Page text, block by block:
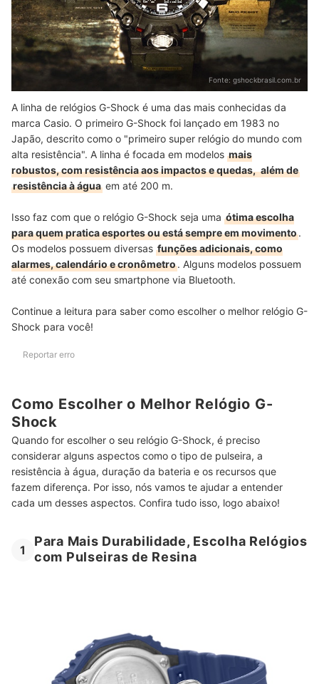
Fonte: gshockbrasil.com.br
A linha de relógios G-Shock é uma das mais conhecidas da
marca Casio. O primeiro G-Shock foi lançado em 1983 no
Japão, descrito como o "primeiro super relógio do mundo com
alta resistência". A linha é focada em modelos mais
robustos, com resistência aos impactos e quedas, além de
resistência à água em até 200 m.
Isso faz com que o relógio G-Shock seja uma ótima escolha
para quem pratica esportes ou está sempre em movimento.
Os modelos possuem diversas funções adicionais, como
alarmes, calendário e cronômetro. Alguns modelos possuem
até conexão com seu smartphone via Bluetooth.
Continue a leitura para saber como escolher o melhor relógio G-
Shock para você!
Reportar erro
Como Escolher o Melhor Relógio G-
Shock
Quando for escolher o seu relógio G-Shock, é preciso
considerar alguns aspectos como o tipo de pulseira, a
resistência à água, duração da bateria e os recursos que
fazem diferença. Por isso, nós vamos te ajudar a entender
cada um desses aspectos. Confira tudo isso, logo abaixo!
1
Para Mais Durabilidade, Escolha Relógios
com Pulseiras de Resina